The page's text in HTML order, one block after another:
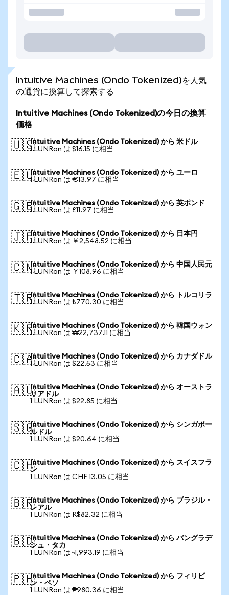
Intuitive Machines (Ondo Tokenized)を人気
の通貨に換算して探索する
Intuitive Machines (Ondo Tokenized)の今日の換算
価格
🇺🇸Intuitive Machines (Ondo Tokenized) から 米ドル
1 LUNRon は $16.15 に相当
🇪🇺Intuitive Machines (Ondo Tokenized) から ユーロ
1 LUNRon は €13.97 に相当
🇬🇧Intuitive Machines (Ondo Tokenized) から 英ポンド
1 LUNRon は £11.97 に相当
🇯🇵Intuitive Machines (Ondo Tokenized) から 日本円
1 LUNRon は ￥2,548.52 に相当
🇨🇳Intuitive Machines (Ondo Tokenized) から 中国人民元
1 LUNRon は ￥108.96 に相当
🇹🇷Intuitive Machines (Ondo Tokenized) から トルコリラ
1 LUNRon は ₺770.30 に相当
🇰🇷Intuitive Machines (Ondo Tokenized) から 韓国ウォン
1 LUNRon は ₩22,737.11 に相当
🇨🇦Intuitive Machines (Ondo Tokenized) から カナダドル
1 LUNRon は $22.53 に相当
🇦🇺Intuitive Machines (Ondo Tokenized) から オーストラ
リアドル
1 LUNRon は $22.85 に相当
🇸🇬Intuitive Machines (Ondo Tokenized) から シンガポー
ルドル
1 LUNRon は $20.64 に相当
🇨🇭Intuitive Machines (Ondo Tokenized) から スイスフラ
ン
1 LUNRon は CHF 13.05 に相当
🇧🇷Intuitive Machines (Ondo Tokenized) から ブラジル・
レアル
1 LUNRon は R$82.32 に相当
🇧🇩Intuitive Machines (Ondo Tokenized) から バングラデ
シュ・タカ
1 LUNRon は ৳1,993.19 に相当
🇵🇭Intuitive Machines (Ondo Tokenized) から フィリピ
ン・ペソ
1 LUNRon は ₱980.36 に相当